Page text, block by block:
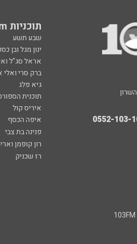
תוכניות 103fm
שבע תשע
ינון מגל ובן
אראל סג"ל
ברק סרי ואלי
גיא פלג
תוכנית
איריס קול
איפה הכסף
פנינה בת צבי
רון קופמן
רז שכניק